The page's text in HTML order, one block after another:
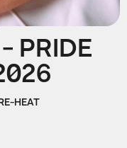
PRIDE
HEAT